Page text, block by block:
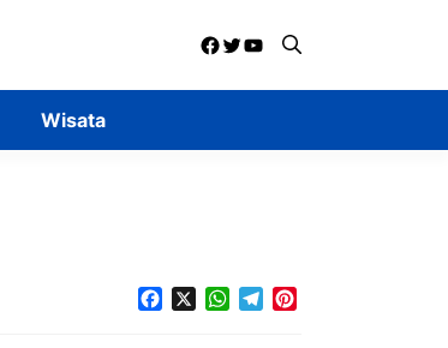
Facebook
Twitter
YouTube
Wisata
FacebookWhatsApp
Telegram